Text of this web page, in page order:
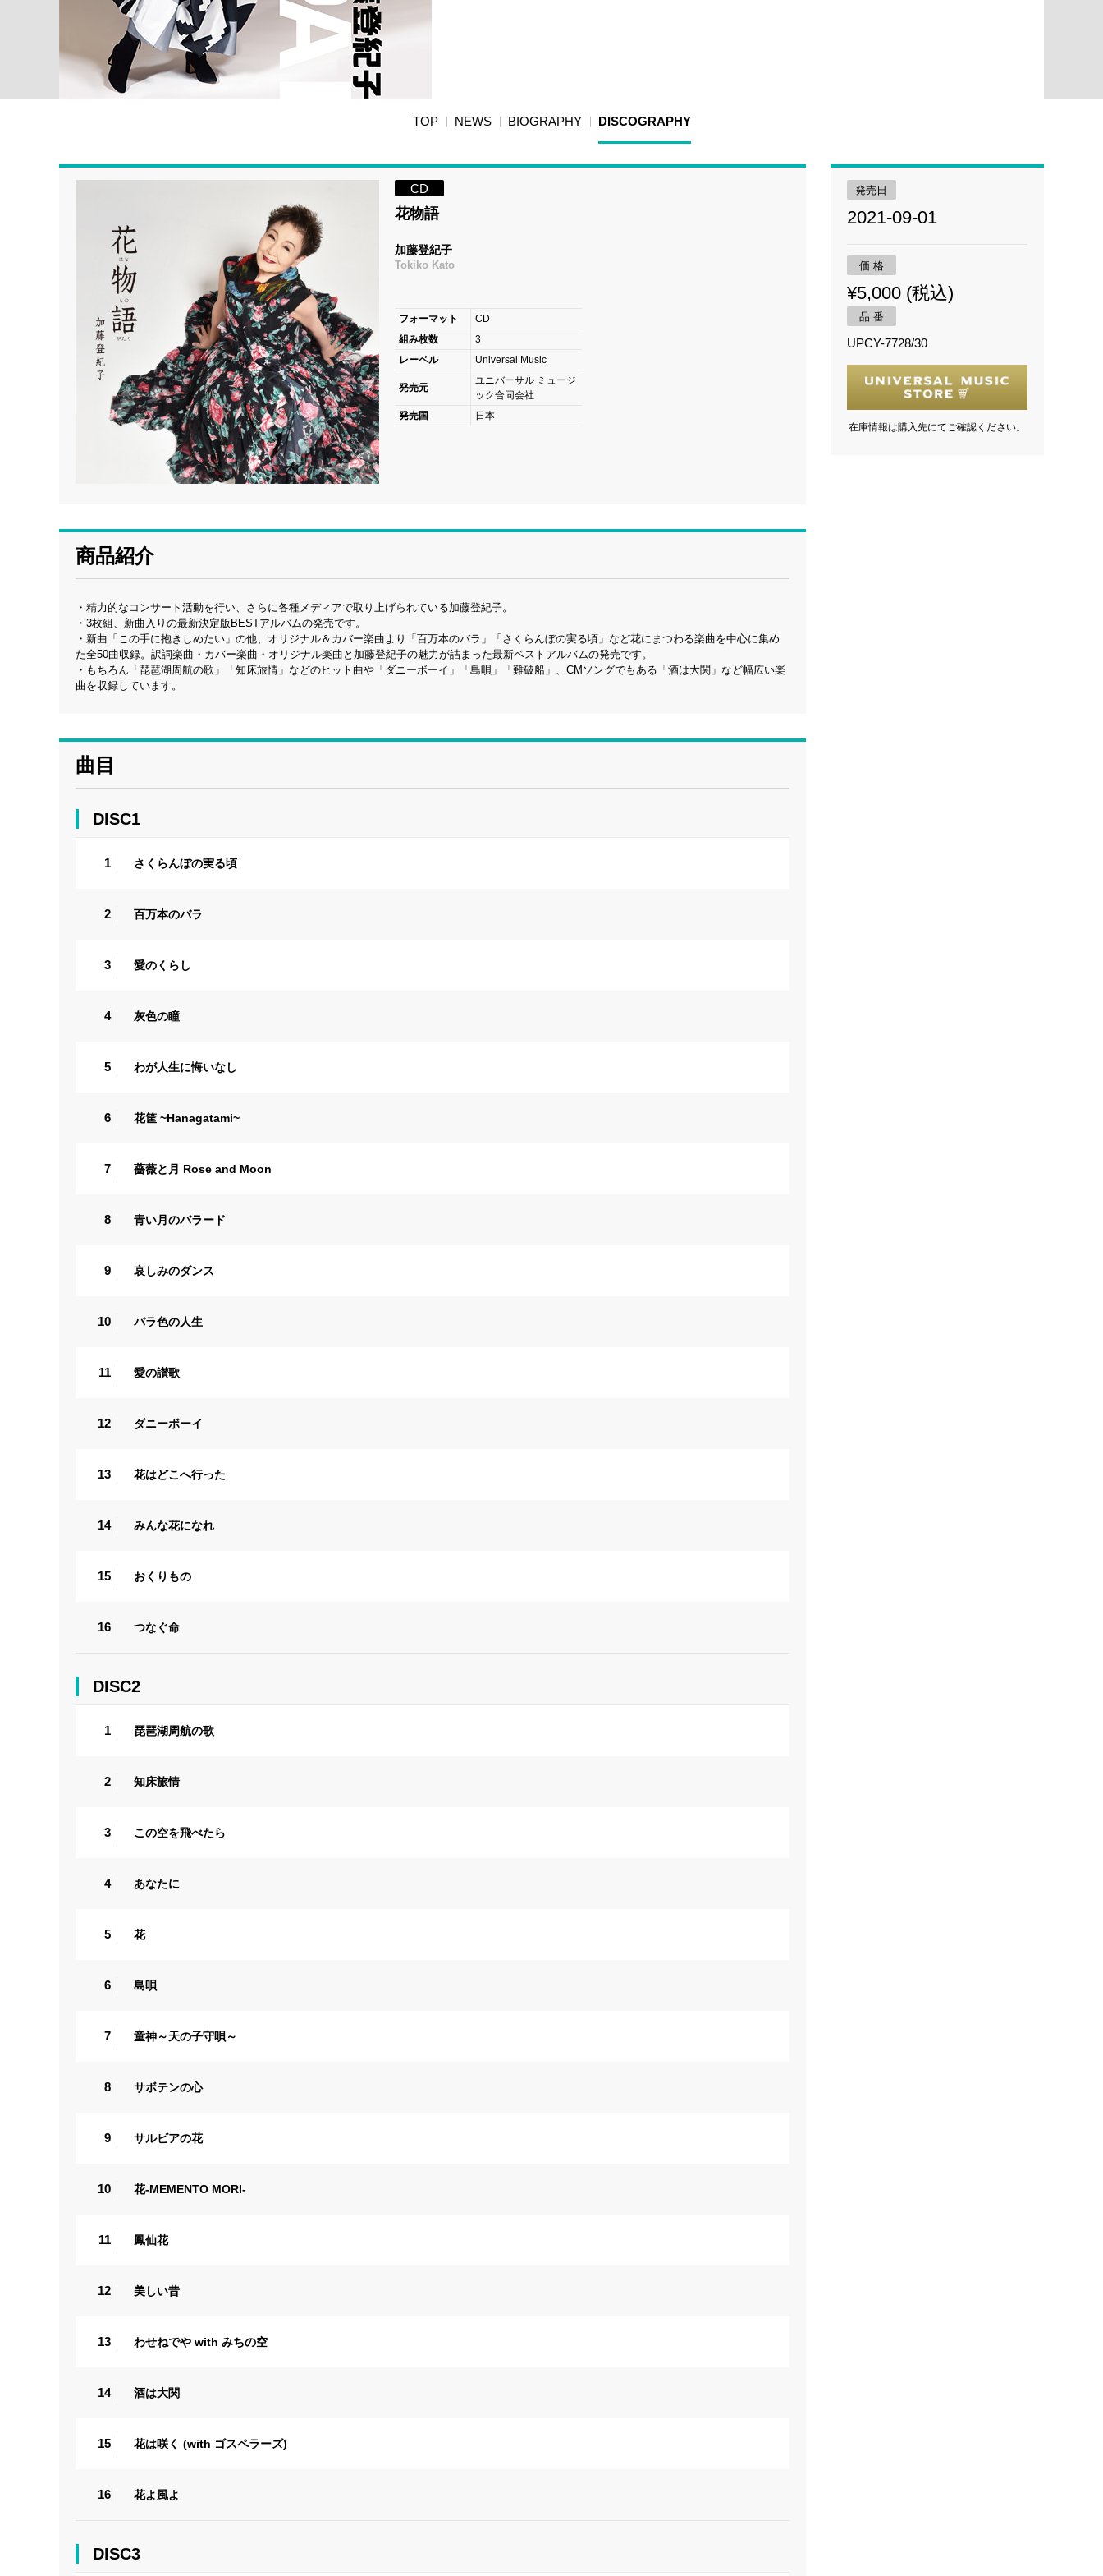
TOP NEWS BIOGRAPHY DISCOGRAPHY
CD
花物語
加藤登紀子
Tokiko Kato
フォーマット
CD
組み枚数
3
レーベル
Universal Music
発売元
ユニバーサル ミュージ
ック合同会社
発売国
日本
商品紹介
・精力的なコンサート活動を行い、さらに各種メディアで取り上げられている加藤登紀子。
・3枚組、新曲入りの最新決定版BESTアルバムの発売です。
・新曲「この手に抱きしめたい」の他、オリジナル＆カバー楽曲より「百万本のバラ」「さくらんぼの実る頃」など花にまつわる楽曲を中心に集め
た全50曲収録。訳詞楽曲・カバー楽曲・オリジナル楽曲と加藤登紀子の魅力が詰まった最新ベストアルバムの発売です。
・もちろん「琵琶湖周航の歌」「知床旅情」などのヒット曲や「ダニーボーイ」「島唄」「難破船」、CMソングでもある「酒は大関」など幅広い楽
曲を収録しています。
曲目
DISC1
1 さくらんぼの実る頃
2 百万本のバラ
3 愛のくらし
4 灰色の瞳
5 わが人生に悔いなし
6 花筐 ~Hanagatami~
7 薔薇と月 Rose and Moon
8 青い月のバラード
9 哀しみのダンス
10 バラ色の人生
11 愛の讃歌
12 ダニーボーイ
13 花はどこへ行った
14 みんな花になれ
15 おくりもの
16 つなぐ命
DISC2
1 琵琶湖周航の歌
2 知床旅情
3 この空を飛べたら
4 あなたに
5 花
6 島唄
7 童神～天の子守唄～
8 サボテンの心
9 サルビアの花
10 花‐MEMENTO MORI‐
11 鳳仙花
12 美しい昔
13 わせねでや with みちの空
14 酒は大関
15 花は咲く (with ゴスペラーズ)
16 花よ風よ
DISC3
発売日
2021-09-01
価 格
¥5,000 (税込)
品 番
UPCY-7728/30
在庫情報は購入先にてご確認ください。